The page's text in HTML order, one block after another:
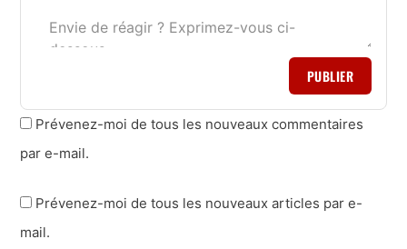
PUBLIER
Prévenez-moi de tous les nouveaux commentaires
par e-mail.
Prévenez-moi de tous les nouveaux articles par e-
mail.